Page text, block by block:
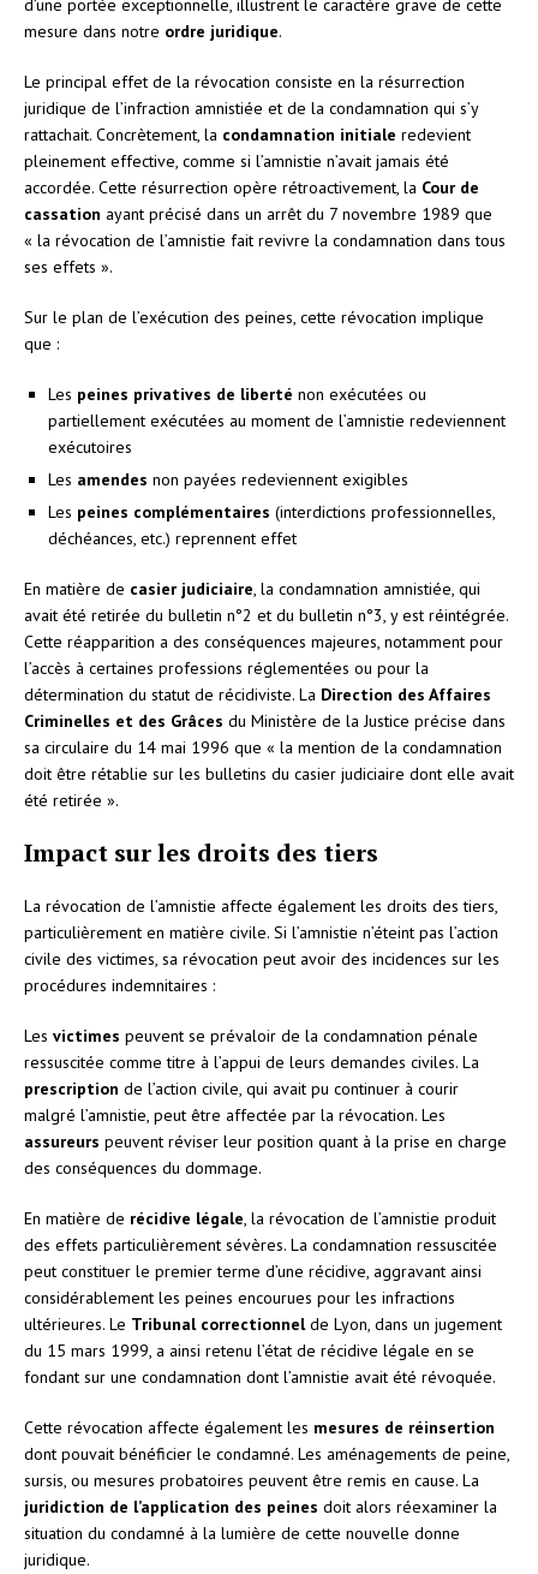
d’une portée exceptionnelle, illustrent le caractère grave de cette
mesure dans notre ordre juridique.
Le principal effet de la révocation consiste en la résurrection
juridique de l’infraction amnistiée et de la condamnation qui s’y
rattachait. Concrètement, la condamnation initiale redevient
pleinement effective, comme si l’amnistie n’avait jamais été
accordée. Cette résurrection opère rétroactivement, la Cour de
cassation ayant précisé dans un arrêt du 7 novembre 1989 que
« la révocation de l’amnistie fait revivre la condamnation dans tous
ses effets ».
Sur le plan de l’exécution des peines, cette révocation implique
que :
Les peines privatives de liberté non exécutées ou
partiellement exécutées au moment de l’amnistie redeviennent
exécutoires
Les amendes non payées redeviennent exigibles
Les peines complémentaires (interdictions professionnelles,
déchéances, etc.) reprennent effet
En matière de casier judiciaire, la condamnation amnistiée, qui
avait été retirée du bulletin n°2 et du bulletin n°3, y est réintégrée.
Cette réapparition a des conséquences majeures, notamment pour
l’accès à certaines professions réglementées ou pour la
détermination du statut de récidiviste. La Direction des Affaires
Criminelles et des Grâces du Ministère de la Justice précise dans
sa circulaire du 14 mai 1996 que « la mention de la condamnation
doit être rétablie sur les bulletins du casier judiciaire dont elle avait
été retirée ».
Impact sur les droits des tiers
La révocation de l’amnistie affecte également les droits des tiers,
particulièrement en matière civile. Si l’amnistie n’éteint pas l’action
civile des victimes, sa révocation peut avoir des incidences sur les
procédures indemnitaires :
Les victimes peuvent se prévaloir de la condamnation pénale
ressuscitée comme titre à l’appui de leurs demandes civiles. La
prescription de l’action civile, qui avait pu continuer à courir
malgré l’amnistie, peut être affectée par la révocation. Les
assureurs peuvent réviser leur position quant à la prise en charge
des conséquences du dommage.
En matière de récidive légale, la révocation de l’amnistie produit
des effets particulièrement sévères. La condamnation ressuscitée
peut constituer le premier terme d’une récidive, aggravant ainsi
considérablement les peines encourues pour les infractions
ultérieures. Le Tribunal correctionnelde Lyon, dans un jugement
du 15 mars 1999, a ainsi retenu l’état de récidive légale en se
fondant sur une condamnation dont l’amnistie avait été révoquée.
Cette révocation affecte également les mesures de réinsertion
dont pouvait bénéficier le condamné. Les aménagements de peine,
sursis, ou mesures probatoires peuvent être remis en cause. La
juridiction de l’application des peines doit alors réexaminer la
situation du condamné à la lumière de cette nouvelle donne
juridique.